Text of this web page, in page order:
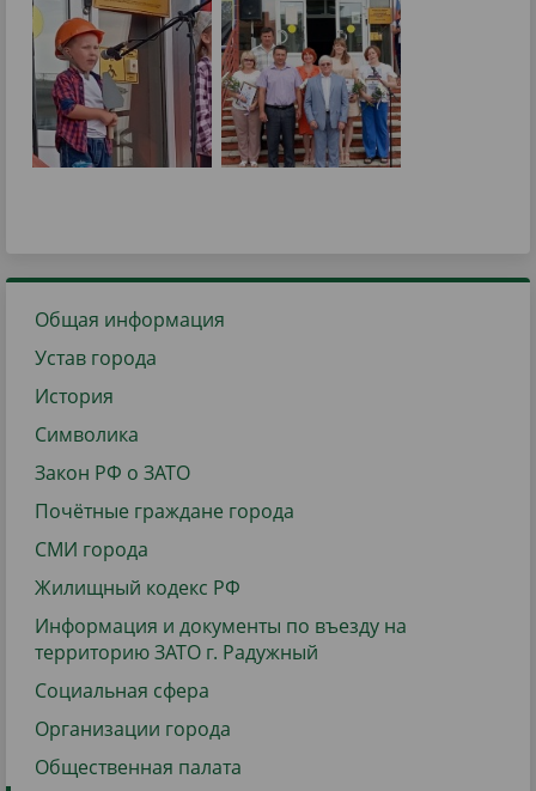
Общая информация
Устав города
История
Символика
Закон РФ о ЗАТО
Почётные граждане города
СМИ города
Жилищный кодекс РФ
Информация и документы по въезду на
территорию ЗАТО г. Радужный
Социальная сфера
Организации города
Общественная палата